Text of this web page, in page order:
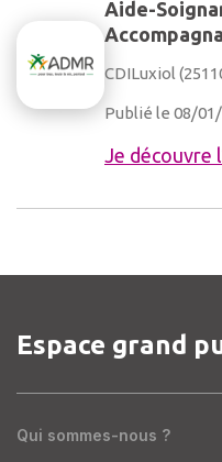
Aide-
CDILuxiol
Publié le 08/
Je découvre
Espace grand
Qui sommes-nous ?